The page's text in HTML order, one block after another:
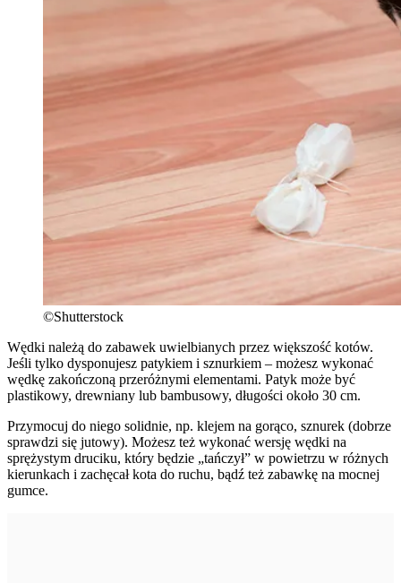
©Shutterstock
Wędki należą do zabawek uwielbianych przez większość kotów.
Jeśli tylko dysponujesz patykiem i sznurkiem – możesz wykonać
wędkę zakończoną przeróżnymi elementami. Patyk może być
plastikowy, drewniany lub bambusowy, długości około 30 cm.
Przymocuj do niego solidnie, np. klejem na gorąco, sznurek (dobrze
sprawdzi się jutowy). Możesz też wykonać wersję wędki na
sprężystym druciku, który będzie „tańczył” w powietrzu w różnych
kierunkach i zachęcał kota do ruchu, bądź też zabawkę na mocnej
gumce.